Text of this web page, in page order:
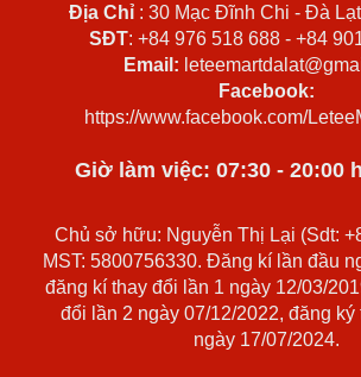
Địa Chỉ: 30 Mạc Đĩnh Chi - Đà
SĐT: +84 976 518 688 - +84
Email:
Facebook:
https://www.facebook.com/
Giờ làm việc: 07:30 - 20:00
Chủ sở hữu: Nguyễn Thị Lại (Sdt:
MST: 5800756330. Đăng kí lần đầu
đăng kí thay đổi lần 1 ngày 12/03/
đổi lần 2 ngày 07/12/2022, đăng ký
ngày 17/07/2024.